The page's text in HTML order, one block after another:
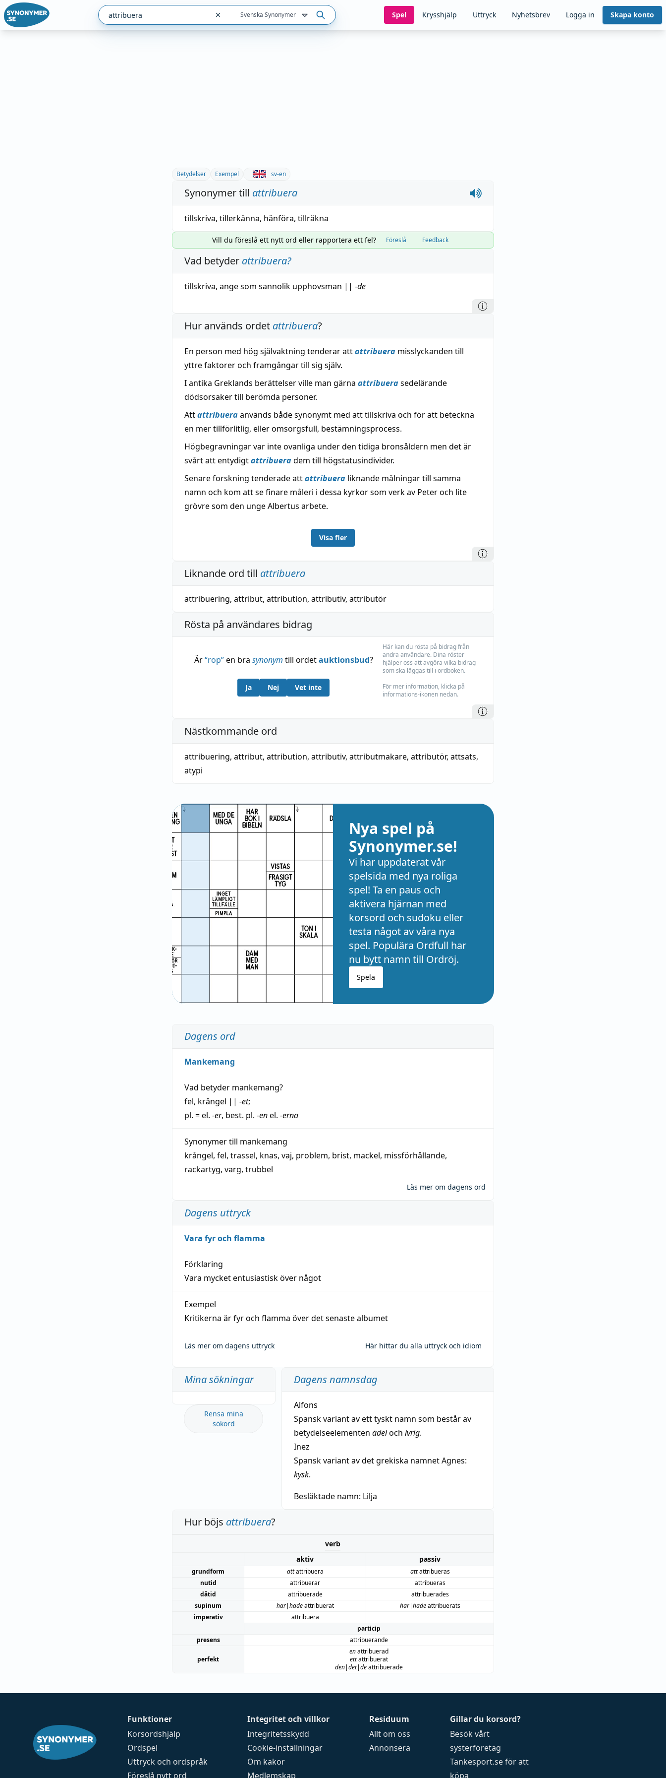
Svenska Synonymer Spel Krysshjälp Uttryck Nyhetsbrev Logga in Skapa konto
Betydelser Exempel sv-en
Synonymer till attribuera
tillskriva, tillerkänna, hänföra, tillräkna
Vill du föreslå ett nytt ord eller rapportera ett fel? Föreslå Feedback
Vad betyder attribuera?
tillskriva, angesom sannolik upphovsman || -de
Hur används ordet attribuera?
En person med hög självaktning tenderar attattribuera misslyckanden till
yttre faktorer och framgångar till sig själv.
I antika Greklands berättelser ville man gärna attribuerasedelärande
dödsorsaker till berömda personer.
Attattribueraanvänds både synonymt med att tillskriva och för att beteckna
en mer tillförlitlig, eller omsorgsfull, bestämningsprocess.
Högbegravningar var inte ovanliga under den tidiga bronsåldern men det är
svårt att entydigtattribueradem till högstatusindivider.
Senare forskning tenderade attattribuera liknande målningar till samma
namn och kom att se finare måleri i dessa kyrkor som verk av Peter och lite
grövre som den unge Albertus arbete.
Visa fler
Liknande ord till attribuera
attribuering, attribut, attribution, attributiv, attributör
Rösta på användares bidrag
Är“rop”en bra synonym till ordetauktionsbud?
Ja Nej Vet inte
Här kan du rösta på bidrag från
andra användare. Dina röster
hjälper oss att avgöra vilka bidrag
som ska läggas till i ordboken.
För mer information, klicka på
informations-ikonen nedan.
Nästkommande ord
attribuering, attribut, attribution, attributiv, attributmakare, attributör, attsats,
atypi
Nya spel på
Synonymer.se!
Vi har uppdaterat vår
spelsida med nya roliga
spel! Ta en paus och
aktivera hjärnan med
korsord och sudoku eller
testa något av våra nya
spel. Populära Ordfull har
nu bytt namn till Ordröj.
Spela
Dagens ord
Mankemang
Vad betyder mankemang?
fel, krångel || -et;
pl. = el. -er, best. pl. -enel. -erna
Synonymer till mankemang
krångel, fel, trassel, knas, vaj, problem, brist, mackel, missförhållande,
rackartyg, varg, trubbel
Läs mer om dagens ord
Dagens uttryck
Vara fyr och flamma
Förklaring
Vara mycket entusiastisk över något
Exempel
Kritikerna är fyr och flamma över det senaste albumet
Läs mer om dagens uttryck Här hittar du alla uttryck och idiom
Mina sökningar
Rensa mina
sökord
Dagens namnsdag
Alfons
Spansk variant av ett tyskt namn som består av
betydelseelementen ädeloch ivrig.
Inez
Spansk variant av det grekiska namnet Agnes:
kysk.
Besläktade namn: Lilja
Hur böjs attribuera?
verb
aktiv
passiv
grundform attattribuera attattribueras
nutid
attribuerar
attribueras
dåtid
attribuerade
attribuerades
supinum
har|hadeattribuerat har|hadeattribuerats
imperativ
attribuera
particip
presens
attribuerande
perfekt
enattribuerad
ettattribuerat
den|det|deattribuerade
Funktioner
Korsordshjälp
Ordspel
Uttryck och ordspråk
Föreslå nytt ord
Integritet och villkor
Integritetsskydd
Cookie-inställningar
Om kakor
Medlemskap
Residuum
Allt om oss
Annonsera
Gillar du korsord?
Besök vårt
systerföretag
Tankesport.seför att
köpa